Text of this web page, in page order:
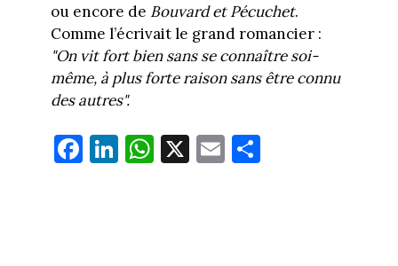
ou encore de Bouvard et Pécuchet.
Comme l’écrivait le grand romancier :
"On vit fort bien sans se connaître soi-
même, à plus forte raison sans être connu
des autres".
Fa
ce
Li
nk
W
ha
X E
m
Pa
rt